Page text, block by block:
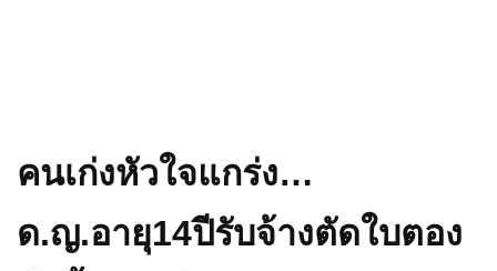
คนเก่งหัวใจแกร่ง…
ด.ญ.อายุ14ปีรับจ้างตัดใบตอง